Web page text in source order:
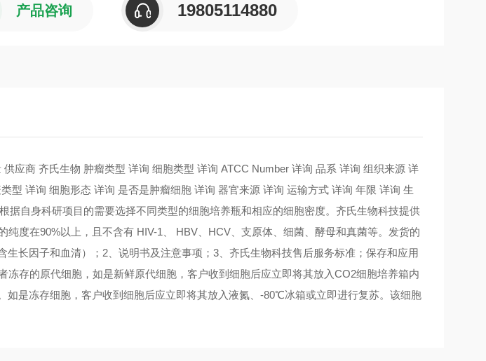
产品咨询 19805114880
应商 齐氏生物 肿瘤类型 详询 细胞类型 详询 ATCC Number 详询 品系 详询 组织来源 详
型 详询 细胞形态 详询 是否是肿瘤细胞 详询 器官来源 详询 运输方式 详询 年限 详询 生
据自身科研项目的需要选择不同类型的细胞培养瓶和相应的细胞密度。齐氏生物科技提供
纯度在90%以上，且不含有 HIV-1、 HBV、HCV、支原体、细菌、酵母和真菌等。发货的
生长因子和血清）；2、说明书及注意事项；3、齐氏生物科技售后服务标准；保存和应用
冻存的原代细胞，如是新鲜原代细胞，客户收到细胞后应立即将其放入CO2细胞培养箱内
如是冻存细胞，客户收到细胞后应立即将其放入液氮、-80℃冰箱或立即进行复苏。该细胞